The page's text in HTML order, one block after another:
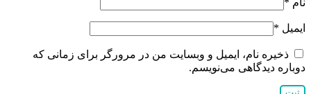
ایمیل *
ذخیره نام، ایمیل و وبسایت من در مرورگر برای زمانی که
دوباره دیدگاهی می‌نویسم.